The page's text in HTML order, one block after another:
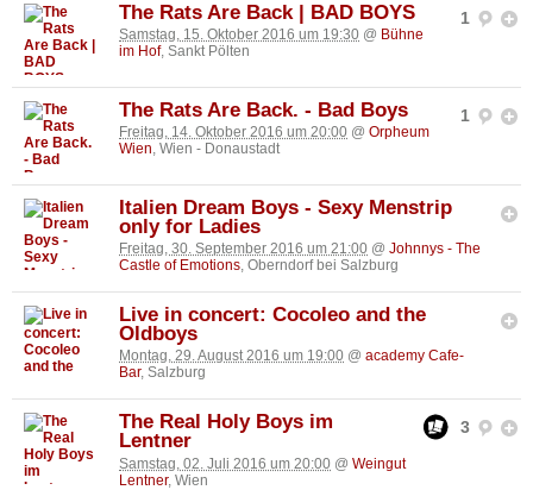
1
The Rats Are Back | BAD BOYS
Samstag, 15. Oktober 2016 um 19:30 @ Bühne
im Hof, Sankt Pölten
1
The Rats Are Back. - Bad Boys
Freitag, 14. Oktober 2016 um 20:00 @ Orpheum
Wien, Wien - Donaustadt
Italien Dream Boys - Sexy Menstrip
only for Ladies
Freitag, 30. September 2016 um 21:00 @ Johnnys - The
Castle of Emotions, Oberndorf bei Salzburg
Live in concert: Cocoleo and the
Oldboys
Montag, 29. August 2016 um 19:00 @ academy Cafe-
Bar, Salzburg
3
The Real Holy Boys im
Lentner
Samstag, 02. Juli 2016 um 20:00 @ Weingut
Lentner, Wien